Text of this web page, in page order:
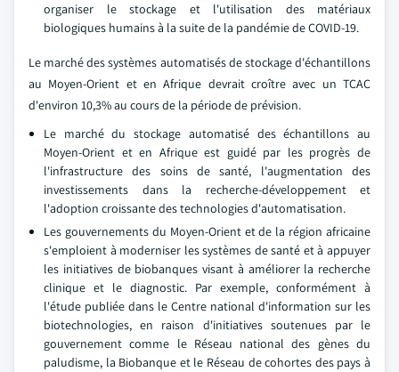
organiser le stockage et l'utilisation des matériaux
biologiques humains à la suite de la pandémie de COVID-19.
Le marché des systèmes automatisés de stockage d'échantillons
au Moyen-Orient et en Afrique devrait croître avec un TCAC
d'environ 10,3% au cours de la période de prévision.
Le marché du stockage automatisé des échantillons au
Moyen-Orient et en Afrique est guidé par les progrès de
l'infrastructure des soins de santé, l'augmentation des
investissements dans la recherche-développement et
l'adoption croissante des technologies d'automatisation.
Les gouvernements du Moyen-Orient et de la région africaine
s'emploient à moderniser les systèmes de santé et à appuyer
les initiatives de biobanques visant à améliorer la recherche
clinique et le diagnostic. Par exemple, conformément à
l'étude publiée dans le Centre national d'information sur les
biotechnologies, en raison d'initiatives soutenues par le
gouvernement comme le Réseau national des gènes du
paludisme, la Biobanque et le Réseau de cohortes des pays à